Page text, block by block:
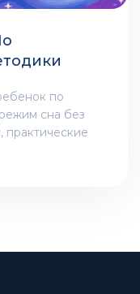
по
сна без
практические